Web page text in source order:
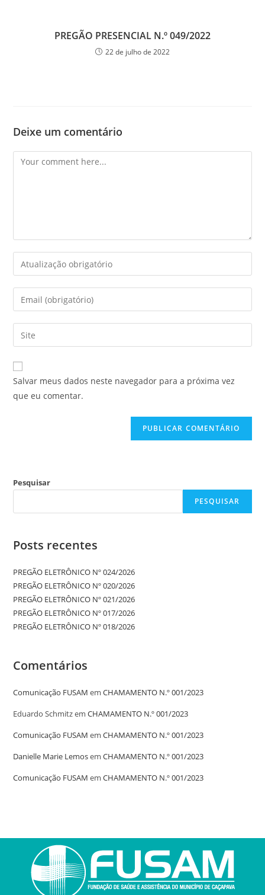
PREGÃO PRESENCIAL N.º 049/2022
22 de julho de 2022
Deixe um comentário
Salvar meus dados neste navegador para a próxima vez
que eu comentar.
Pesquisar
PESQUISAR
Posts recentes
PREGÃO ELETRÔNICO Nº 024/2026
PREGÃO ELETRÔNICO Nº 020/2026
PREGÃO ELETRÔNICO Nº 021/2026
PREGÃO ELETRÔNICO Nº 017/2026
PREGÃO ELETRÔNICO Nº 018/2026
Comentários
Comunicação FUSAM emCHAMAMENTO N.º 001/2023
Eduardo SchmitzemCHAMAMENTO N.º 001/2023
Comunicação FUSAM emCHAMAMENTO N.º 001/2023
Danielle Marie LemosemCHAMAMENTO N.º 001/2023
Comunicação FUSAM emCHAMAMENTO N.º 001/2023